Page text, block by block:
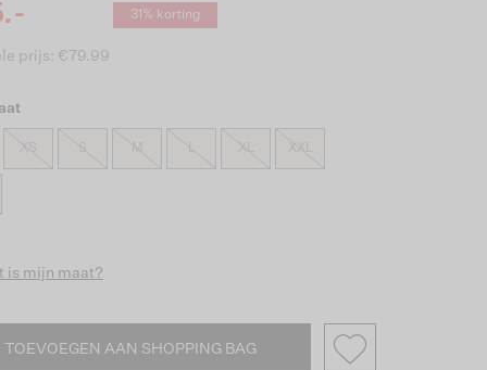
31% korting
prijs: €79.99
XS M XL XXL
is mijn maat?
TOEVOEGEN AAN SHOPPING BAG